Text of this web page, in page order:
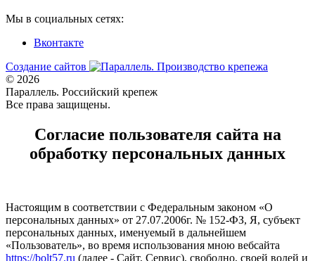
Мы в социальных сетях:
Вконтакте
Создание сайтов
© 2026
Параллель. Российский крепеж
Все права защищены.
Согласие пользователя сайта на
обработку персональных данных
Настоящим в соответствии с Федеральным законом «О
персональных данных» от 27.07.2006г. № 152-ФЗ, Я, субъект
персональных данных, именуемый в дальнейшем
«Пользователь», во время использования мною вебсайта
https://bolt57.ru (далее - Сайт, Сервис), свободно, своей волей и